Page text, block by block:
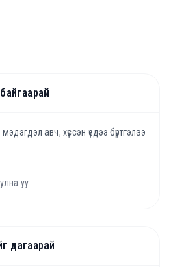
авч, хүссэн үедээ бүртгэлээ
дагаарай